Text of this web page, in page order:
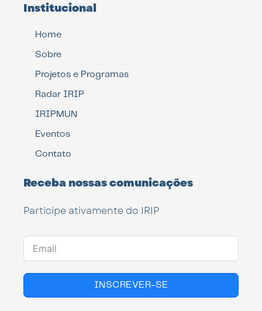
Institucional
Home
Sobre
Projetos e Programas
Radar IRIP
IRIPMUN
Eventos
Contato
Receba nossas comunicações
Participe ativamente do IRIP
INSCREVER-SE